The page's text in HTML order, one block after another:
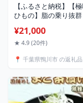
【ふるさと納税】【
ひもの】脂の乗り抜群
セット 各3枚 《配送指
OK》《2週間以内に発
き 干物 天日干し 手開
ット 人気店 お取り寄
ものセット [魚水
0006]
¥21,000
★ 4.9 (20件)
📍 千葉県鴨川市 の返礼品